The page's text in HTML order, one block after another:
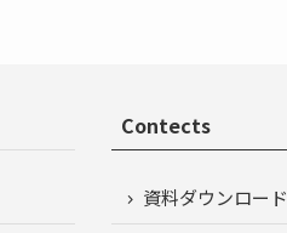
Contects
資料ダウンロード